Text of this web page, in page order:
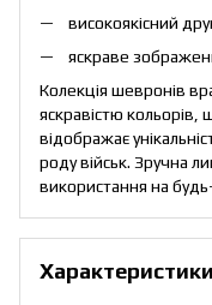
високоякісний
яскраве
Колекція шевронів
яскравістю
відображає
роду військ. Зручна
використання на
Характеристики